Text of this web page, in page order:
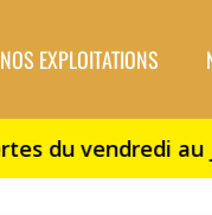
NOS EXPLOITATIONS